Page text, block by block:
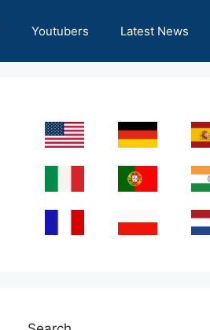
Youtubers Latest News